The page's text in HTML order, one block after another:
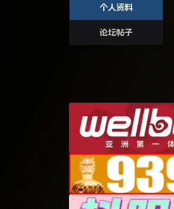
个人资料
论坛帖子